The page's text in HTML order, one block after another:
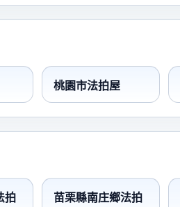
桃園市法拍屋
拍
苗栗縣南庄鄉法拍